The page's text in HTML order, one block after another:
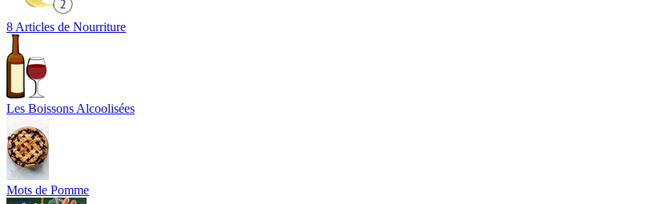
8 Articles de Nourriture
Les Boissons Alcoolisées
Mots de Pomme